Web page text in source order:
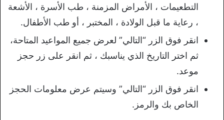
التطعيمات ، الأمراض المزمنة ، طب الأسرة ، الأشعة
، رعاية ما قبل الولادة ، المختبر ، أو طب الأطفال.
انقر فوق الزر “التالي” لعرض جميع المواعيد المتاحة،
ثم اختر التاريخ الذي يناسبك ، ثم انقر على زر حجز
موعد.
انقر فوق الزر “التالي” وسيتم عرض معلومات الحجز
الخاص بك والرمز.